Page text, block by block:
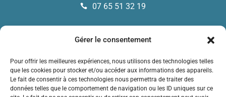
Gérer le consentement
Pour offrir les meilleures expériences, nous utilisons des technologies telles
que les cookies pour stocker et/ou accéder aux informations des appareils.
Le fait de consentir à ces technologies nous permettra de traiter des
données telles que le comportement de navigation ou les ID uniques sur ce
 07 65 51 32 19
suivez comtikitoi !